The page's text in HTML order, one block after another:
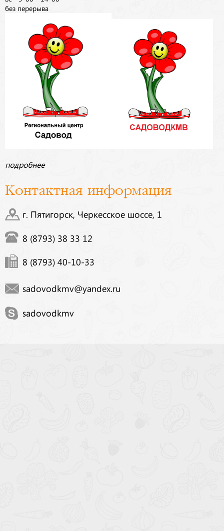
без перерыва
подробнее
Контактная информация
г. Пятигорск, Черкесское шоссе, 1
8 (8793) 38 33 12
8 (8793) 40-10-33
sadovodkmv@yandex.ru
sadovodkmv